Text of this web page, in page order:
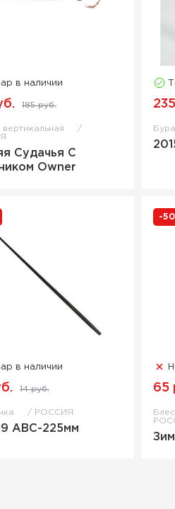
в наличии
185 руб.
вертикальная
Судачья С
Owner
в наличии
14 руб.
РОССИЯ
ABC-225мм
-
65